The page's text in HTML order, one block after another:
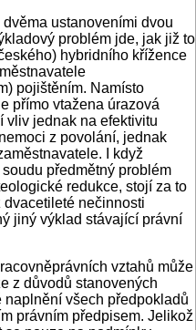
ustanoveními dvou
problém jde, jak již to
hybridního křížence
pojištěním. Namísto
přímo vtažena úrazová
vliv jednak na efektivitu
z povolání, jednak
I když
předmětný problém
redukce, stojí za to
nečinnosti
jiný výklad stávající právní
vztahů může
z důvodů stanovených
naplnění všech předpokladů
právním předpisem. Jelikož